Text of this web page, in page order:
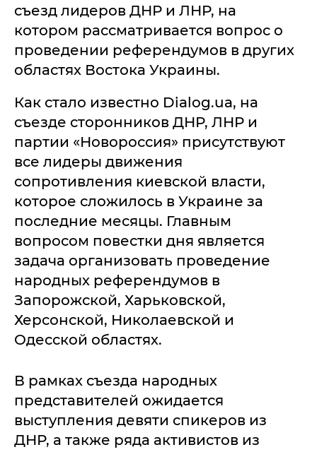
съезд лидеров ДНР и ЛНР, на
котором рассматривается вопрос о
проведении референдумов в других
областях Востока Украины.
Как стало известно Dialog.ua, на
съезде сторонников ДНР, ЛНР и
партии «Новороссия» присутствуют
все лидеры движения
сопротивления киевской власти,
которое сложилось в Украине за
последние месяцы. Главным
вопросом повестки дня является
задача организовать проведение
народных референдумов в
Запорожской, Харьковской,
Херсонской, Николаевской и
Одесской областях.
В рамках съезда народных
представителей ожидается
выступления девяти спикеров из
ДНР, а также ряда активистов из